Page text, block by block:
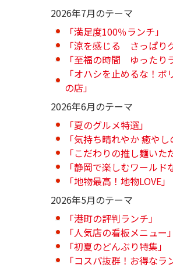
2026年7月のテーマ
「満足度100％ランチ」
「涼を感じる さっぱり
「至福の時間 ゆったり
「オハシを止めるな！ボ
の店」
2026年6月のテーマ
「夏のグルメ特選」
「気持ち晴れやか 癒やし
「こだわりの推し麺いた
「静岡で楽しむワールド
「地物最高！地物LOVE」
2026年5月のテーマ
「港町の評判ランチ」
「人気店の看板メニュー」
「初夏のどんぶり特集」
「コスパ抜群！お得なラ